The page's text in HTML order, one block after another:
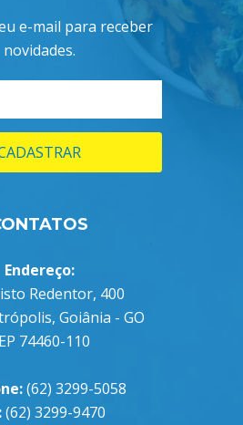
e-mail para receber
novidades.
Endereço:
Redentor, 400
Goiânia - GO
74460-110
(62) 3299-5058
(62) 3299-9470